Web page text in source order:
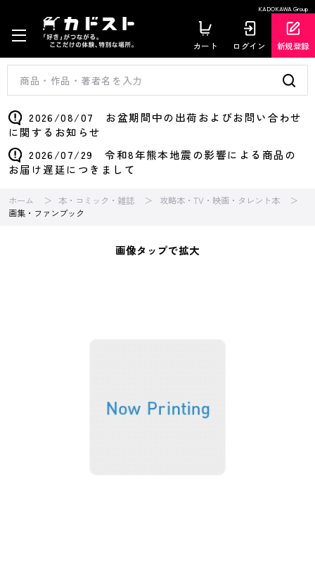
KADOKAWA Group
カート ログイン 新規登録
2026/08/07 お盆期間中の出荷およびお問い合わせ
に関するお知らせ
2026/07/29 令和8年熊本地震の影響による商品の
お届け遅延につきまして
ホーム 本・コミック・雑誌
攻略本・TV・映画・タレント本
画集・ファンブック
画像タップで拡大